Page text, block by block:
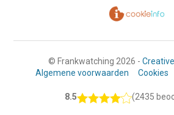
© Frankwatching 2026 -
Algemene voorwaarden
Cookies
8.5 (2435